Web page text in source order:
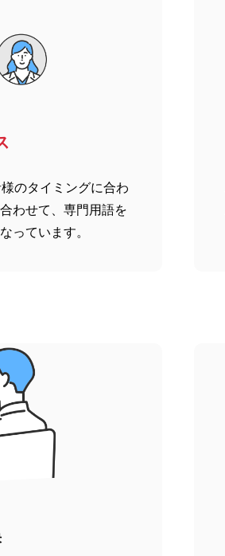
のタイミングに合わ
わせて、専門用語を
っています。